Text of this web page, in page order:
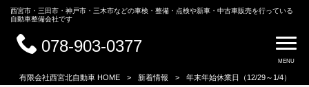
西宮市・三田市・神戸市・三木市などの車検・整備・点検や新車・中古車販売を行っている
自動車整備会社です
078-903-0377
MENU
有限会社西宮北自動車 HOME > 新着情報 > 年末年始休業日（12/29～1/4）